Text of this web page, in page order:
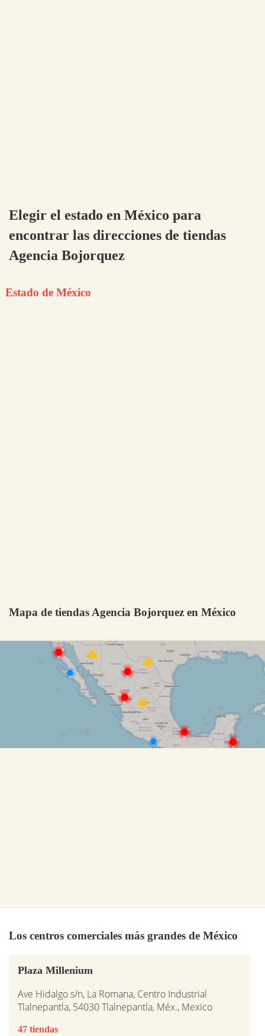
Elegir el estado en México para
encontrar las direcciones de tiendas
Agencia Bojorquez
Estado de México
Mapa de tiendas Agencia Bojorquez en México
Los centros comerciales más grandes de México
Plaza Millenium
Ave Hidalgo s/n, La Romana, Centro Industrial
Tlalnepantla, 54030 Tlalnepantla, Méx., Mexico
47 tiendas